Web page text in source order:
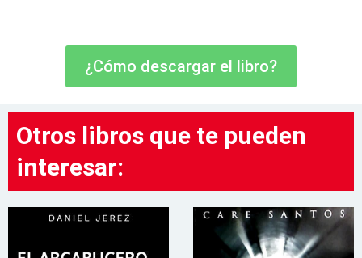
¿Cómo descargar el libro?
Otros libros que te pueden
interesar: